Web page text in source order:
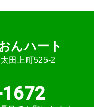
んハート
⽥上町525-2